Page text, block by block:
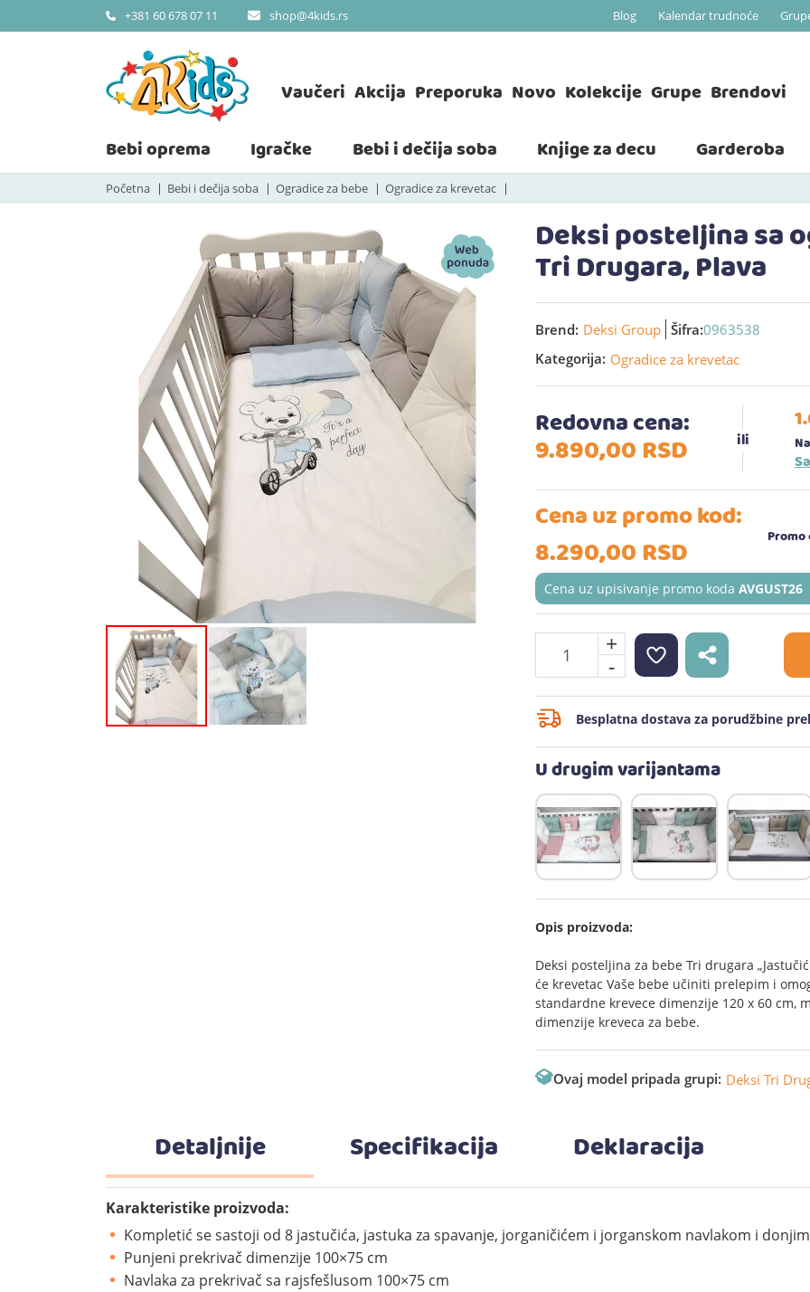
+381 60 678 07 11 shop@4kids.rs Blog Kalendar trudnoće
Vaučeri Akcija Preporuka Novo Kolekcije Grupe Brendovi
Bebi oprema Igračke Bebi i dečija soba Knjige za decu Garderoba
Početna Bebi i dečija soba Ogradice za bebe Ogradice za krevetac
Deksi posteljina sa
Tri Drugara, Plava
Brend: Deksi Group Šifra:0963538
Kategorija: Ogradice za krevetac
Redovna cena:
9.890,00RSD
Cena uz promo kod:
8.290,00RSD Promo
Cena uz upisivanje promo koda AVGUST26
+
-
Besplatna dostava za porudžbine
U drugim varijantama
Opis proizvoda:
Deksi posteljina za bebe Tri drugara
će krevetac Vaše bebe učiniti prelepim i
standardne krevece dimenzije 120 x 60 cm,
dimenzije kreveca za bebe.
Ovaj model pripada grupi: Deksi Tri
Detaljnije Specifikacija Deklaracija
Karakteristike proizvoda:
Kompletić se sastoji od 8 jastučića, jastuka za spavanje, jorganičićem i jorganskom navlakom i
Punjeni prekrivač dimenzije 100×75 cm
Navlaka za prekrivač sa rajsfešlusom 100×75 cm